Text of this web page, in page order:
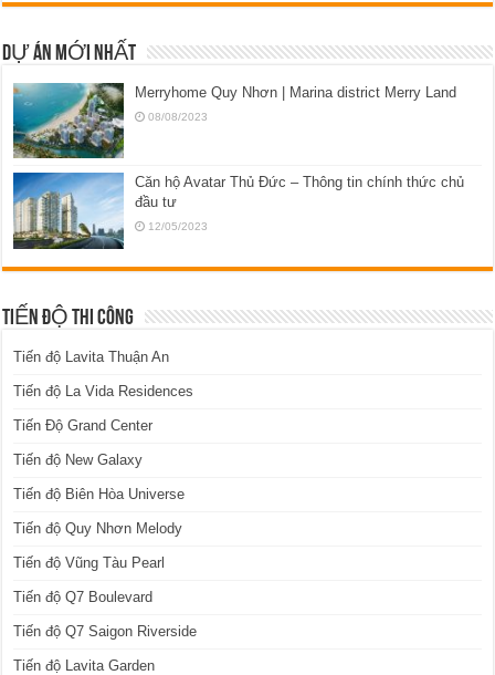
DỰ ÁN MỚI NHẤT
Merryhome Quy Nhơn | Marina district Merry Land
08/08/2023
Căn hộ Avatar Thủ Đức – Thông tin chính thức chủ
đầu tư
12/05/2023
TIẾN ĐỘ THI CÔNG
Tiến độ Lavita Thuận An
Tiến độ La Vida Residences
Tiến Độ Grand Center
Tiến độ New Galaxy
Tiến độ Biên Hòa Universe
Tiến độ Quy Nhơn Melody
Tiến độ Vũng Tàu Pearl
Tiến độ Q7 Boulevard
Tiến độ Q7 Saigon Riverside
Tiến độ Lavita Garden